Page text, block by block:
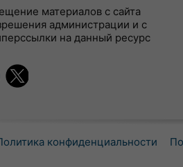
материалов с сайта
администрации и с
на данный ресурс
конфиденциальности